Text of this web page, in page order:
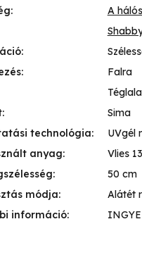
:
A
:
:
Falra
:
Sima
technológia:
UVgél
anyag:
Vlies
:
50 cm
módja:
Alátét
információ: